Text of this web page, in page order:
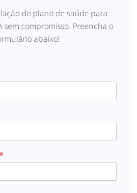
do plano de saúde para
sem compromisso. Preencha o
abaixo!